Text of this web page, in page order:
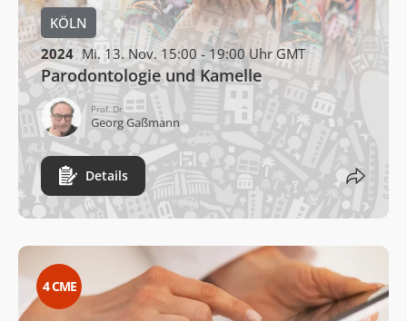
KÖLN
2024 Mi. 13. Nov. 15:00 - 19:00 Uhr GMT
Parodontologie und Kamelle
Prof. Dr.
Georg Gaßmann
Details
4CME